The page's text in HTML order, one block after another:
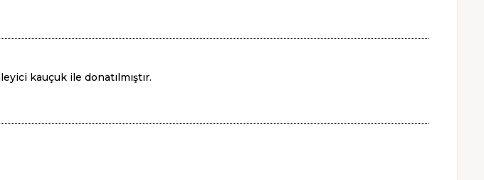
kauçuk ile donatılmıştır.